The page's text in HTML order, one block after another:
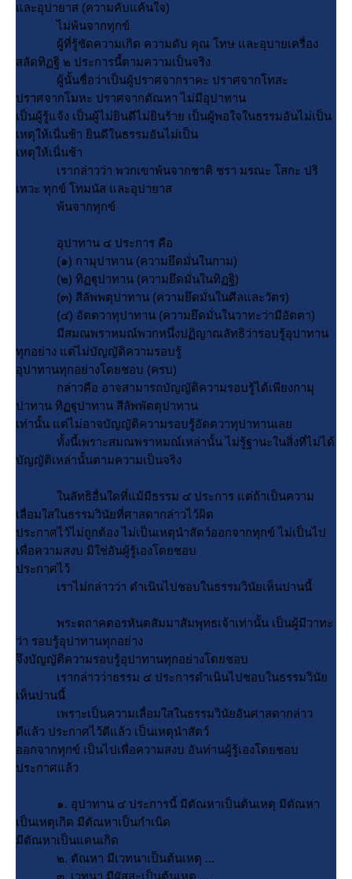
ละอุปายาส (ความคับแค้นใจ)
ไม่พ้นจากทุกข์
ผู้ที่รู้ชัดความเกิด ความดับ คุณ โทษ และอุบายเครื่อง
สลัดทิฏฐิ ๒ ประการนี้ตามความเป็นจริง
ผู้นั้นชื่อว่าเป็นผู้ปราศจากราคะ ปราศจากโทสะ
ปราศจากโมหะ ปราศจากตัณหา ไม่มีอุปาทาน
เป็นผู้รู้แจ้ง เป็นผู้ไม่ยินดีไม่ยินร้าย เป็นผู้พอใจในธรรมอันไม่เป็น
เหตุให้เนิ่นช้า ยินดีในธรรมอันไม่เป็น
เหตุให้เนิ่นช้า
เรากล่าวว่า พวกเขาพ้นจากชาติ ชรา มรณะ โสกะ ปริ
เทวะ ทุกข์ โทมนัส และอุปายาส
พ้นจากทุกข์
อุปาทาน ๔ ประการ คือ
(๑) กามุปาทาน (ความยึดมั่นในกาม)
(๒) ทิฏฐุปาทาน (ความยึดมั่นในทิฏฐิ)
(๓) สีลัพพตุปาทาน (ความยึดมั่นในศีลและวัตร)
(๔) อัตตวาทุปาทาน (ความยึดมั่นในวาทะว่ามีอัตตา)
มีสมณพราหมณ์พวกหนึ่งปฏิญาณลัทธิว่ารอบรู้อุปาทาน
ทุกอย่าง แต่ไม่บัญญัติความรอบรู้
อุปาทานทุกอย่างโดยชอบ (ครบ)
กล่าวคือ อาจสามารถบัญญัติความรอบรู้ได้เพียงกามุ
ปาทาน ทิฏฐุปาทาน สีลัพพัตตุปาทาน
เท่านั้น แต่ไม่อาจบัญญัติความรอบรู้อัตตวาทุปาทานเล
ทั้งนี้เพราะสมณพราหมณ์เหล่านั้น ไม่รู้ฐานะในสิ่งที่ไม่ได้
บัญญัติเหล่านั้นตามความเป็นจริง
นลัทธิอื่นใดที่แม้มีธรรม ๔ ประการ แต่ถ้าเป็นความ
เลื่อมใสในธรรมวินัยที่ศาสดากล่าวไว้ผิด
ประกาศไว้ไม่ถูกต้อง ไม่เป็นเหตุนำสัตว์ออกจากทุกข์ ไม่เป็นไป
เพื่อความสงบ มิใช่อันผู้รู้เองโดยชอบ
ประกาศไว้
เราไม่กล่าวว่า ดำเนินไปชอบในธรรมวินัยเห็นปานนี้
พระตถาคตอรหันตสัมมาสัมพุทธเจ้าเท่านั้น เป็นผู้มีวาทะ
ว่า รอบรู้อุปาทานทุกอย่าง
จึงบัญญัติความรอบรู้อุปาทานทุกอย่างโดยชอบ
เรากล่าวว่าธรรม ๔ ประการดำเนินไปชอบในธรรมวินั
เห็นปานนี้
เพราะเป็นความเลื่อมใสในธรรมวินัยอันศาสดากล่าว
ดีแล้ว ประกาศไว้ดีแล้ว เป็นเหตุนำสัตว์
ออกจากทุกข์ เป็นไปเพื่อความสงบ อันท่านผู้รู้เองโดยชอบ
ประกาศแล้ว
๑. อุปาทาน ๔ ประการนี้ มีตัณหาเป็นต้นเหตุ มีตัณหา
เป็นเหตุเกิด มีตัณหาเป็นกำเนิด
มีตัณหาเป็นแดนเกิด
๒. ตัณหา มีเวทนาเป็นต้นเหตุ ...
๓. เวทนา มีผัสสะเป็นต้นเหตุ ...